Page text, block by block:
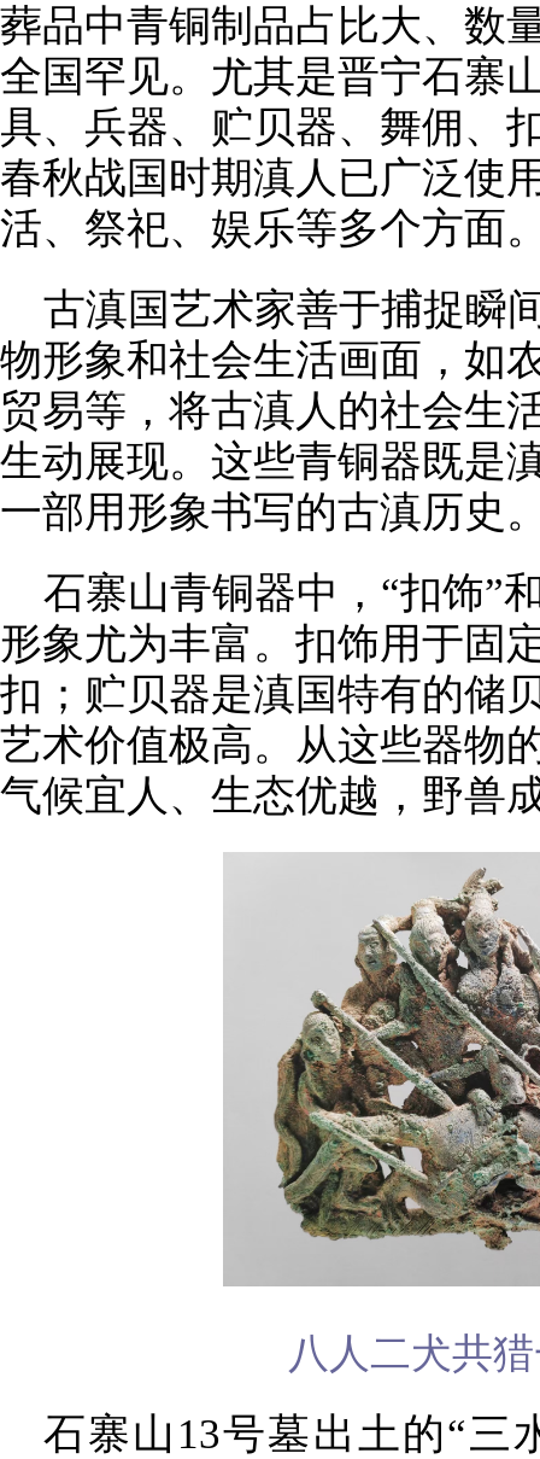
葬品中青铜制品占比大、数
全国罕见。尤其是晋宁石寨
具、兵器、贮贝器、舞佣、
春秋战国时期滇人已广泛使
活、祭祀、娱乐等多个方面
古滇国艺术家善于捕捉瞬
物形象和社会生活画面，如
贸易等，将古滇人的社会生
生动展现。这些青铜器既是
一部用形象书写的古滇历史
石寨山青铜器中，“扣饰”
形象尤为丰富。扣饰用于固
扣；贮贝器是滇国特有的储
艺术价值极高。从这些器物
气候宜人、生态优越，野兽
八人二犬共
石寨山13号墓出土的“三